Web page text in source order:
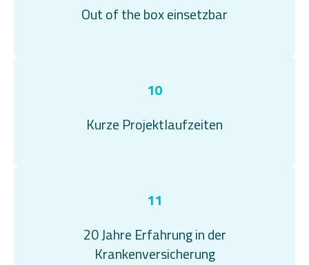
Out of the box einsetzbar
10
Kurze Projektlaufzeiten
11
20 Jahre Erfahrung in der
Krankenversicherung